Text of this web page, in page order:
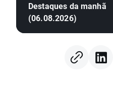
Destaques da manhã
(06.08.2026)